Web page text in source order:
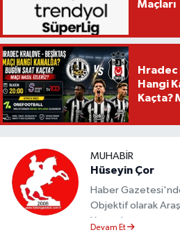
Maçları
Hradec
Hangi
Kaçta?
MUHABIR
Hüseyin Çor
Haber
Objektif olarak
Yapmaktayım.
Devam Et